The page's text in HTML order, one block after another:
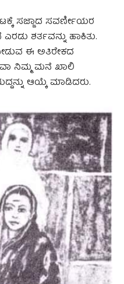
ಸಜ್ಜಾದ ಸವರ್ಣೀಯರ
ಶರ್ತವನ್ನು ಹಾಕಿತು.
ಈ ಅತಿರೇಕದ
ನಿಮ್ಮ ಮನೆ ಖಾಲಿ
ಆಯ್ಕೆ ಮಾಡಿದರು.